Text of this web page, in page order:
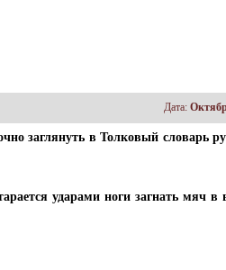
Дата:
заглянуть в Толковый словарь
ударами ноги загнать мяч в